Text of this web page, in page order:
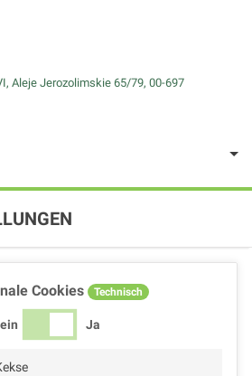
Aleje Jerozolimskie 65/79, 00-697
Cookies Technisch
Ja